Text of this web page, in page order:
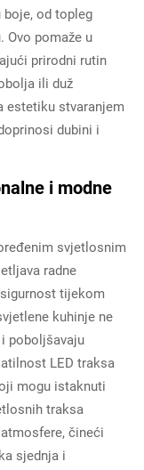
od topleg
Ovo pomaže u
prirodni rutin
ili duž
estetiku stvaranjem
dubini i
i modne
svjetlosnim
radne
tijekom
kuhinje ne
poboljšavaju
LED traksa
mogu istaknuti
traksa
čineći
sjednja i